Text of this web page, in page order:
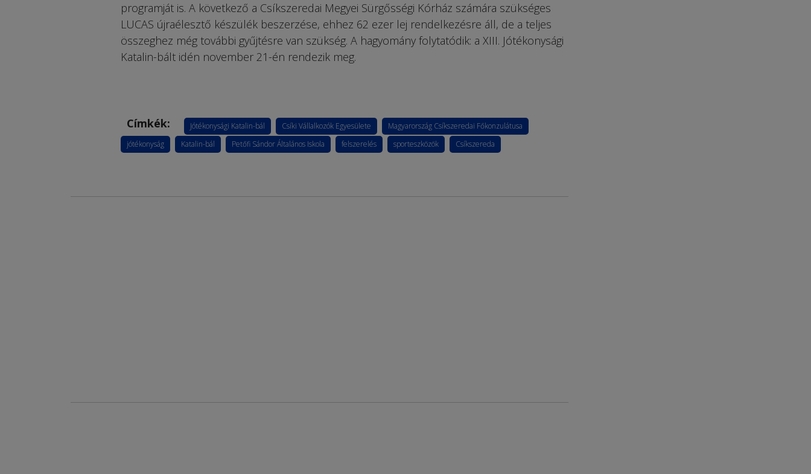
programját is. A következő a Csíkszeredai Megyei Sürgősségi Kórház számára szükséges
LUCAS újraélesztő készülék beszerzése, ehhez 62 ezer lej rendelkezésre áll, de a teljes
összeghez még további gyűjtésre van szükség. A hagyomány folytatódik: a XIII. Jótékonysági
Katalin-bált idén november 21-én rendezik meg.
Címkék: Jótékonysági Katalin-bál Csíki Vállalkozók Egyesülete
Magyarország Csíkszeredai Főkonzulátusa
jótékonyság
Katalin-bál Petőfi Sándor Általános Iskola felszerelés sporteszközök Csíkszereda